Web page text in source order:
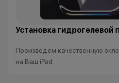
Установка гидрогелевой
Произведем качественную
на Ваш iPad.